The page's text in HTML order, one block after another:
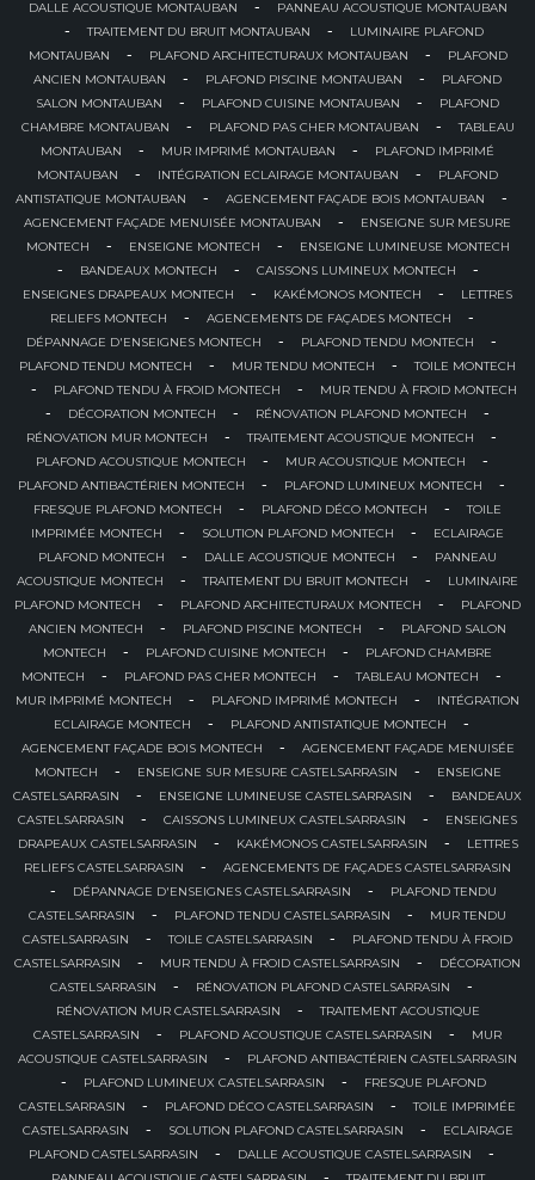
DALLE ACOUSTIQUE MONTAUBAN - PANNEAU ACOUSTIQUE MONTAUBAN
- TRAITEMENT DU BRUIT MONTAUBAN -
LUMINAIRE PLAFOND
MONTAUBAN
- PLAFOND ARCHITECTURAUX MONTAUBAN -
PLAFOND
ANCIEN MONTAUBAN
- PLAFOND PISCINE MONTAUBAN -
PLAFOND
SALON MONTAUBAN
- PLAFOND CUISINE MONTAUBAN -
PLAFOND
CHAMBRE MONTAUBAN
- PLAFOND PAS CHER MONTAUBAN -
TABLEAU
MONTAUBAN
- MUR IMPRIMÉ MONTAUBAN -
PLAFOND IMPRIMÉ
MONTAUBAN
- INTÉGRATION ECLAIRAGE MONTAUBAN -
PLAFOND
ANTISTATIQUE MONTAUBAN
- AGENCEMENT FAÇADE BOIS MONTAUBAN -
AGENCEMENT FAÇADE MENUISÉE MONTAUBAN -
ENSEIGNE SUR MESURE
MONTECH
- ENSEIGNE MONTECH - ENSEIGNE LUMINEUSE MONTECH
- BANDEAUX MONTECH - CAISSONS LUMINEUX MONTECH -
ENSEIGNES DRAPEAUX MONTECH - KAKÉMONOS MONTECH -
LETTRES
RELIEFS MONTECH
- AGENCEMENTS DE FAÇADES MONTECH -
DÉPANNAGE D'ENSEIGNES MONTECH - PLAFOND TENDU MONTECH -
PLAFOND TENDU MONTECH - MUR TENDU MONTECH - TOILE MONTECH
- PLAFOND TENDU À FROID MONTECH - MUR TENDU À FROID MONTECH
- DÉCORATION MONTECH - RÉNOVATION PLAFOND MONTECH -
RÉNOVATION MUR MONTECH - TRAITEMENT ACOUSTIQUE MONTECH -
PLAFOND ACOUSTIQUE MONTECH - MUR ACOUSTIQUE MONTECH -
PLAFOND ANTIBACTÉRIEN MONTECH - PLAFOND LUMINEUX MONTECH -
FRESQUE PLAFOND MONTECH - PLAFOND DÉCO MONTECH -
TOILE
IMPRIMÉE MONTECH
- SOLUTION PLAFOND MONTECH -
ECLAIRAGE
PLAFOND MONTECH
- DALLE ACOUSTIQUE MONTECH -
PANNEAU
ACOUSTIQUE MONTECH
- TRAITEMENT DU BRUIT MONTECH -
LUMINAIRE
PLAFOND MONTECH
- PLAFOND ARCHITECTURAUX MONTECH -
PLAFOND
ANCIEN MONTECH
- PLAFOND PISCINE MONTECH -
PLAFOND SALON
MONTECH
- PLAFOND CUISINE MONTECH -
PLAFOND CHAMBRE
MONTECH
- PLAFOND PAS CHER MONTECH - TABLEAU MONTECH -
MUR IMPRIMÉ MONTECH - PLAFOND IMPRIMÉ MONTECH -
INTÉGRATION
ECLAIRAGE MONTECH
- PLAFOND ANTISTATIQUE MONTECH -
AGENCEMENT FAÇADE BOIS MONTECH -
AGENCEMENT FAÇADE MENUISÉE
MONTECH
- ENSEIGNE SUR MESURE CASTELSARRASIN -
ENSEIGNE
CASTELSARRASIN
- ENSEIGNE LUMINEUSE CASTELSARRASIN -
BANDEAUX
CASTELSARRASIN
- CAISSONS LUMINEUX CASTELSARRASIN -
ENSEIGNES
DRAPEAUX CASTELSARRASIN
- KAKÉMONOS CASTELSARRASIN -
LETTRES
RELIEFS CASTELSARRASIN
- AGENCEMENTS DE FAÇADES CASTELSARRASIN
- DÉPANNAGE D'ENSEIGNES CASTELSARRASIN -
PLAFOND TENDU
CASTELSARRASIN
- PLAFOND TENDU CASTELSARRASIN -
MUR TENDU
CASTELSARRASIN
- TOILE CASTELSARRASIN -
PLAFOND TENDU À FROID
CASTELSARRASIN
- MUR TENDU À FROID CASTELSARRASIN -
DÉCORATION
CASTELSARRASIN
- RÉNOVATION PLAFOND CASTELSARRASIN -
RÉNOVATION MUR CASTELSARRASIN -
TRAITEMENT ACOUSTIQUE
CASTELSARRASIN
- PLAFOND ACOUSTIQUE CASTELSARRASIN -
MUR
ACOUSTIQUE CASTELSARRASIN
- PLAFOND ANTIBACTÉRIEN CASTELSARRASIN
- PLAFOND LUMINEUX CASTELSARRASIN -
FRESQUE PLAFOND
CASTELSARRASIN
- PLAFOND DÉCO CASTELSARRASIN -
TOILE IMPRIMÉE
CASTELSARRASIN
- SOLUTION PLAFOND CASTELSARRASIN -
ECLAIRAGE
PLAFOND CASTELSARRASIN
- DALLE ACOUSTIQUE CASTELSARRASIN -